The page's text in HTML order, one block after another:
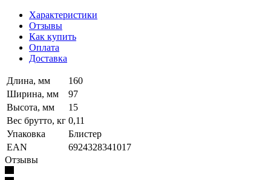
Характеристики
Отзывы
Как купить
Оплата
Доставка
Длина, мм
160
Ширина, мм
97
Высота, мм
15
Вес брутто, кг 0,11
Упаковка
Блистер
EAN
6924328341017
Отзывы